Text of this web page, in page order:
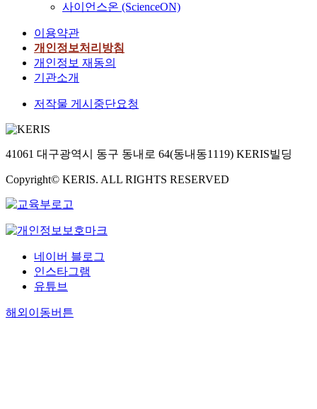
사이언스온 (ScienceON)
이용약관
개인정보처리방침
개인정보 재동의
기관소개
저작물 게시중단요청
41061 대구광역시 동구 동내로 64(동내동1119) KERIS빌딩
Copyright© KERIS. ALL RIGHTS RESERVED
네이버 블로그
인스타그램
유튜브
해외이동버튼